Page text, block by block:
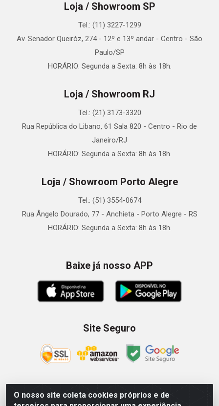
O nosso site coleta cookies próprios e de
Loja / Showroom SP
Tel.: (11) 3227-1299
Av. Senador Queiróz, 274 - 12º e 13º andar - Centro - São
Paulo/SP
HORÁRIO: Segunda a Sexta: 8h às 18h.
Loja / Showroom RJ
Tel.: (21) 3173-3320
Rua República do Libano, 61 Sala 820 - Centro - Rio de
Janeiro/RJ
HORÁRIO: Segunda a Sexta: 8h às 18h.
Loja / Showroom Porto Alegre
Tel.: (51) 3554-0674
Rua Ângelo Dourado, 77 - Anchieta - Porto Alegre - RS
HORÁRIO: Segunda a Sexta: 8h às 18h.
Baixe já nosso APP
Site Seguro
Zein Importação e Comércio LTDA - Av. Senador Queiróz, 274